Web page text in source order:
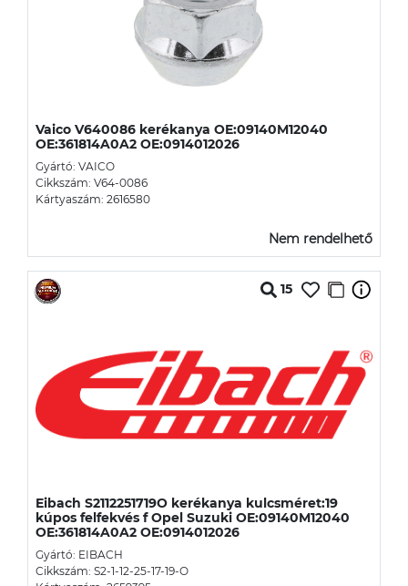
Vaico V640086 kerékanya OE:09140M12040
OE:361814A0A2 OE:0914012026
Gyártó: VAICO
Cikkszám: V64-0086
Kártyaszám: 2616580
Nem rendelhető
15
Eibach S2112251719O kerékanya kulcsméret:19
kúpos felfekvés f Opel Suzuki OE:09140M12040
OE:361814A0A2 OE:0914012026
Gyártó: EIBACH
Cikkszám: S2-1-12-25-17-19-O